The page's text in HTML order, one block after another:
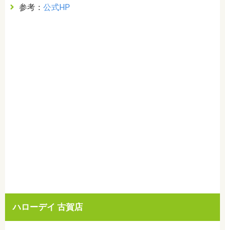
参考： 公式HP
ハローデイ 古賀店